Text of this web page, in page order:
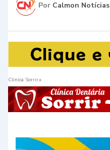
Por Calmon Notícias
Clinica Sorrir+